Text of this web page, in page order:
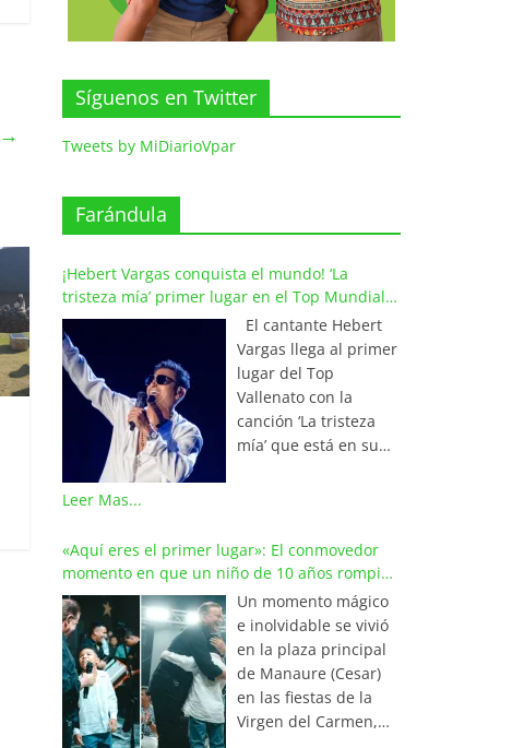
→
Síguenos en Twitter
Tweets by MiDiarioVpar
Farándula
¡Hebert Vargas conquista el mundo! ‘La
tristeza mía’ primer lugar en el Top Mundial
del Vallenato
El cantante Hebert
Vargas llega al primer
lugar del Top
Vallenato con la
canción ‘La tristeza
mía’ que está en su
de los listados
musicales en
Colombia y países de
América y Europa.
Esta emotiva
composición del
maestro Wilfran
Castillo se posicionó
en el primer lugar de
Leer Mas...
«Aquí eres el primer lugar»: El conmovedor
momento en que un niño de 10 años rompió
en llanto al cantar con Iván Villazón
Un momento mágico
e inolvidable se vivió
en la plaza principal
de Manaure (Cesar)
en las fiestas de la
Virgen del Carmen,